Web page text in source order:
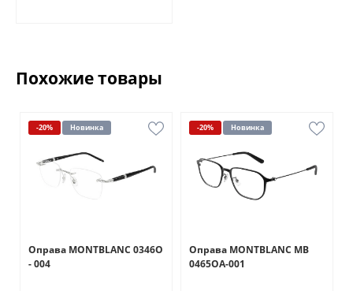
Похожие товары
-20% Новинка
Оправа MONTBLANC 0346O
- 004
-20% Новинка
Оправа MONTBLANC MB
0465OA-001